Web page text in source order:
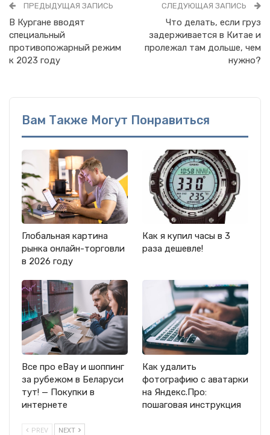
ПРЕДЫДУЩАЯ ЗАПИСЬ
В Кургане вводят
специальный
противопожарный режим
к 2023 году
СЛЕДУЮЩАЯ ЗАПИСЬ
Что делать, если груз
задерживается в Китае и
пролежал там дольше, чем
нужно?
Вам Также Могут Понравиться
Глобальная картина
рынка онлайн-торговли
в 2026 году
Как я купил часы в 3
раза дешевле!
Все про eBay и шоппинг
за рубежом в Беларуси
тут! — Покупки в
интернете
Как удалить
фотографию с аватарки
на Яндекс.Про:
пошаговая инструкция
PREV NEXT